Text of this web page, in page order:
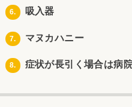
6. 吸入器
7. マヌカハニー
8. 症状が長引く場合は病